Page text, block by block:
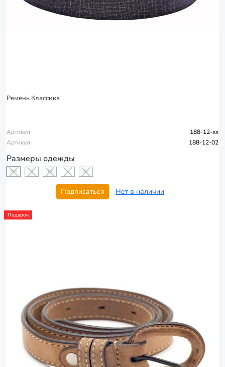
Ремень Классика
Артикул
188-12-xx
Артикул
188-12-02
Размеры одежды
XS S M L XL
Подписаться Нет в наличии
Подарок